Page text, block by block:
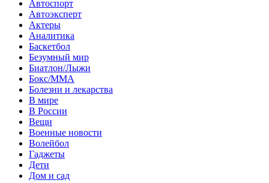
Автоспорт
Автоэксперт
Актеры
Аналитика
Баскетбол
Безумный мир
Биатлон/Лыжи
Бокс/MMA
Болезни и лекарства
В мире
В России
Вещи
Военные новости
Волейбол
Гаджеты
Дети
Дом и сад